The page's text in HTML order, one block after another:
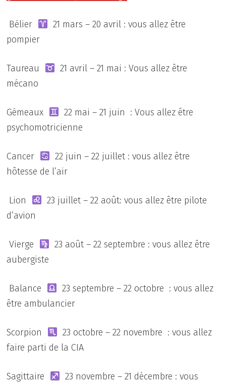
Bélier
21 mars – 20 avril : vous allez être
pompier
Taureau
21 avril – 21 mai : Vous allez être
mécano
Gémeaux
22 mai – 21 juin : Vous allez être
psychomotricienne
Cancer
22 juin – 22 juillet : vous allez être
hôtesse de l’air
Lion
23 juillet – 22 août: vous allez être pilote
d’avion
Vierge
23 août – 22 septembre : vous allez être
aubergiste
Balance
23 septembre – 22 octobre : vous allez
être ambulancier
Scorpion
23 octobre – 22 novembre : vous allez
faire parti de la CIA
Sagittaire
23 novembre – 21 décembre : vous